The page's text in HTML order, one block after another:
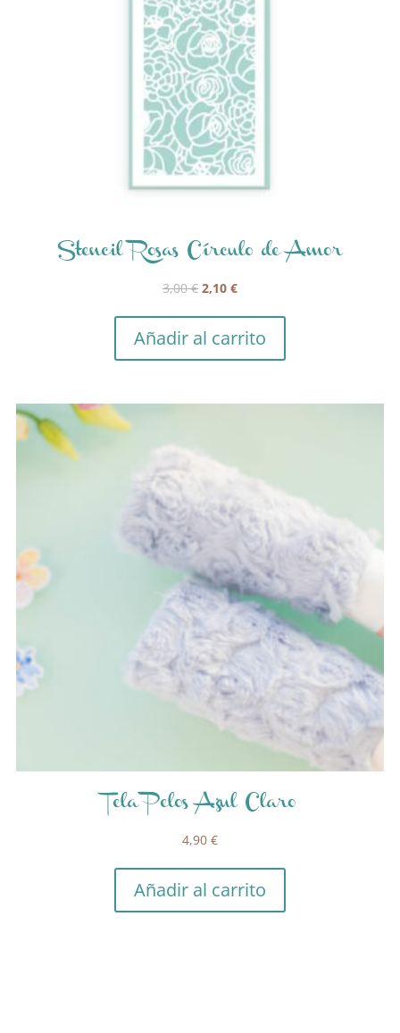
Stencil Rosas Círculo de Amor
3,00€ El
original
era:
2,10 €El
actual
es:
Añadir al carrito
Tela Pelos Azul Claro
4,90 €
Añadir al carrito